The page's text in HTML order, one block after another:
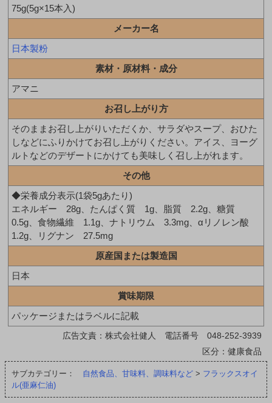
75g(5g×15本入)
メーカー名
日本製粉
素材・原材料・成分
アマニ
お召し上がり方
そのままお召し上がりいただくか、サラダやスープ、おひた
しなどにふりかけてお召し上がりください。アイス、ヨーグ
ルトなどのデザートにかけても美味しく召し上がれます。
その他
◆栄養成分表示(1袋5gあたり)
エネルギー 28g、たんぱく質 1g、脂質 2.2g、糖質
0.5g、食物繊維 1.1g、ナトリウム 3.3mg、αリノレン酸
1.2g、リグナン 27.5mg
原産国または製造国
日本
賞味期限
パッケージまたはラベルに記載
広告文責：株式会社健人 電話番号 048-252-3939
区分：健康食品
サブカテゴリー： 自然食品、甘味料、調味料など > フラックスオイ
ル(亜麻仁油)